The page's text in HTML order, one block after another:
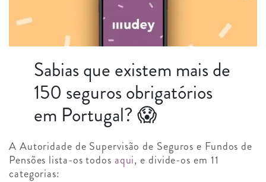
Sabias que existem mais de
150 seguros obrigatórios
em Portugal? 😱
A Autoridade de Supervisão de Seguros e Fundos de
Pensões lista-os todos aqui, e divide-os em 11
categorias: